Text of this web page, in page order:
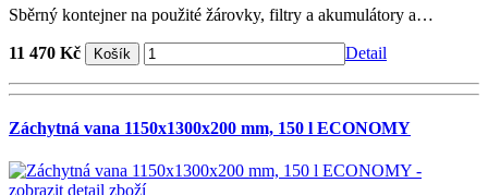
Sběrný kontejner na použité žárovky, filtry a akumulátory a…
11 470 Kč Detail
Záchytná vana 1150x1300x200 mm, 150 l ECONOMY